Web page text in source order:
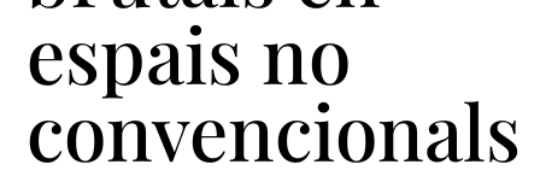
espais no
convencionals